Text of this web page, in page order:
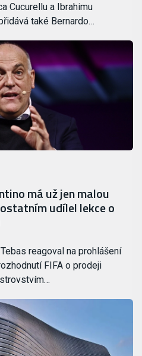
Cucurellu a Ibrahimu
také Bernardo…
má už jen malou
udílel lekce o
reagoval na prohlášení
FIFA o prodeji